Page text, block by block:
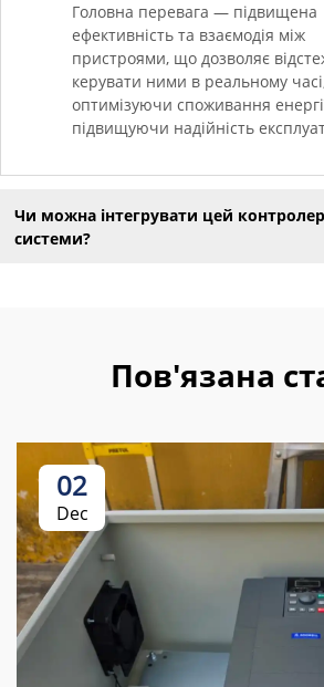
Головна перевага — підвищена
ефективність та взаємодія між
пристроями, що дозволяє
керувати ними в реальному
оптимізуючи споживання
підвищуючи надійність
Чи можна інтегрувати цей контролер
системи?
Пов'язана
02
Dec